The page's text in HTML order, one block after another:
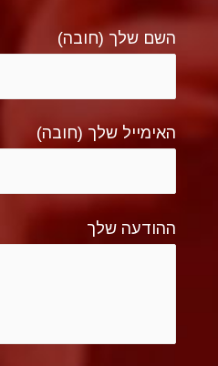
השם שלך (חובה)
האימייל שלך (חובה)
ההודעה שלך